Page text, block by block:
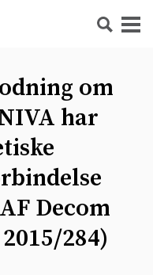
Søk Meny
om
har
Decom
284)